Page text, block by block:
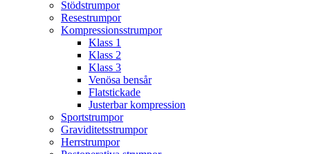
Stödstrumpor
Resestrumpor
Kompressionsstrumpor
Klass 1
Klass 2
Klass 3
Venösa bensår
Flatstickade
Justerbar kompression
Sportstrumpor
Graviditetsstrumpor
Herrstrumpor